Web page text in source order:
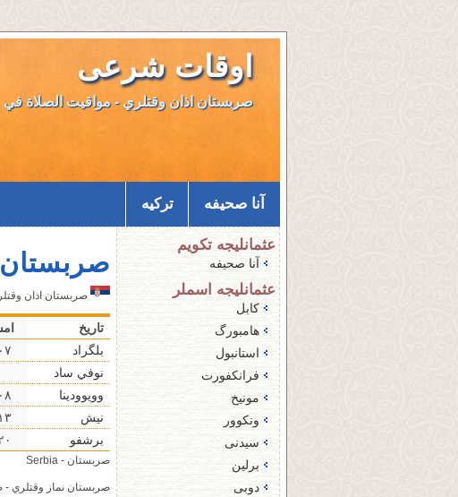
اوقات شرعی
صربستان اذان وقتلري - مواقيت الصلاة في
آنا صحيفه ترکیه
عثمانليجه تكويم
آنا صحيفه
عثمانليجه اسملر
کابل
هامبورگ
استانبول
فرانکفورت
مونیخ
ونکوور
سیدنی
برلین
دوبی‌
صربستان
صربستان اذان وقتلري -
تاريخ
بلگراد
۰٧ ۰۳
نوفي ساد
وویوودینا
۰٨ ۰۳
نیش
۱۳ ۰۳
برشفو
۲۰
صربستان - Serbia
صربستان نماز وقتلري